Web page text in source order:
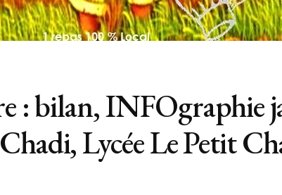
: bilan, INFOgraphie
Lycée Le Petit